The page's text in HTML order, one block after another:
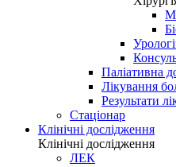
Паліативна
Лікування
Результати
Стаціонар
Клінічні дослідження
Клінічні дослідження
ЛЕК